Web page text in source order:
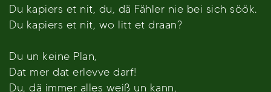
Du kapiers et nit, du, dä Fähler nie bei sich söök.
Du kapiers et nit, wo litt et draan?
Du un keine Plan,
Dat mer dat erlevve darf!
Du, dä immer alles weiß un kann,